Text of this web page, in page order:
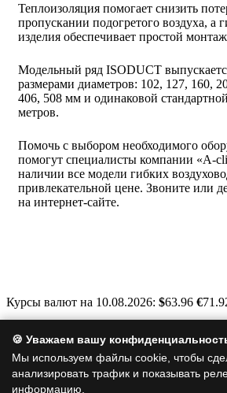
Теплоизоляция помогает снизить
пропускании подогретого воздуха, а
изделия обеспечивает простой
Модельный ряд ISODUCT
размерами диаметров: 102, 127, 160,
406, 508 мм и одинаковой
метров.
Помочь с выбором необходимого
помогут специалисты компании «A-
наличии все модели гибких
привлекательной цене. Звоните или
на интернет-сайте.
Курсы валют на 10.08.2026: $63.96 €
+7 (495) 128-19-35
🍪 Уважаем вашу
Мы используем файлы cookie, чтобы
анализировать трафик и показывать
информацию.